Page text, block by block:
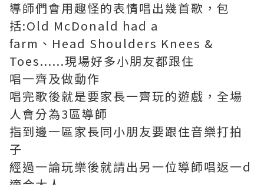
導師們會用趣怪的表情唱出幾首歌，包
括:Old McDonald had a
farm、Head Shoulders Knees &
Toes......現場好多小朋友都跟住
唱一齊及做動作
唱完歌後就是要家長一齊玩的遊戲，全場
人會分為3區導師
指到邊一區家長同小朋友要跟住音樂打拍
子
經過一論玩樂後就請出另一位導師唱返一d